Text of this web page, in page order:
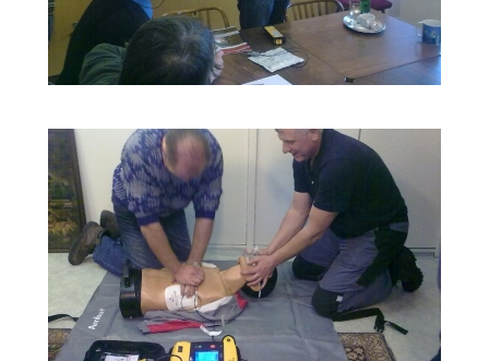
ŠKOLENÍ LIFEPACK 2011_6